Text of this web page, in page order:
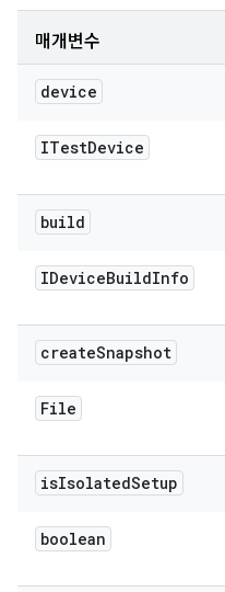
매개변수
device
ITestDevice
build
IDeviceBuildInfo
createSnapshot
File
isIsolatedSetup
boolean